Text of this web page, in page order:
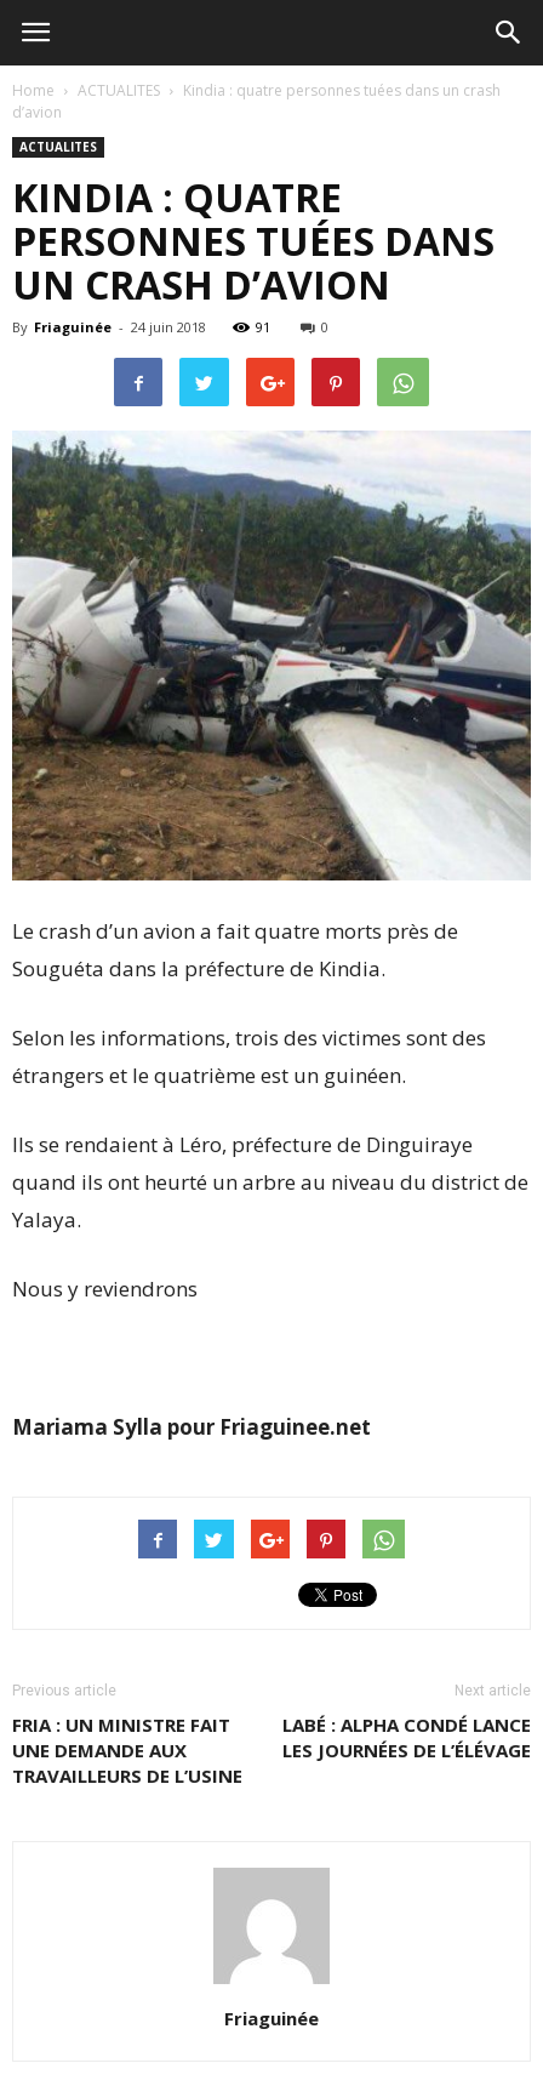
Home ACTUALITES
Kindia : quatre personnes tuées dans un crash
d’avion
ACTUALITES
KINDIA : QUATRE
PERSONNES TUÉES DANS
UN CRASH D’AVION
By Friaguinée - 24 juin 2018 91 0
Le crash d’un avion a fait quatre morts près de
Souguéta dans la préfecture de Kindia.
Selon les informations, trois des victimes sont des
étrangers et le quatrième est un guinéen.
Ils se rendaient à Léro, préfecture de Dinguiraye
quand ils ont heurté un arbre au niveau du district de
Yalaya.
Nous y reviendrons
Mariama Sylla pour Friaguinee.net
Previous article
FRIA : UN MINISTRE FAIT
UNE DEMANDE AUX
TRAVAILLEURS DE L’USINE
Next article
LABÉ : ALPHA CONDÉ LANCE
LES JOURNÉES DE L’ÉLÉVAGE
Friaguinée